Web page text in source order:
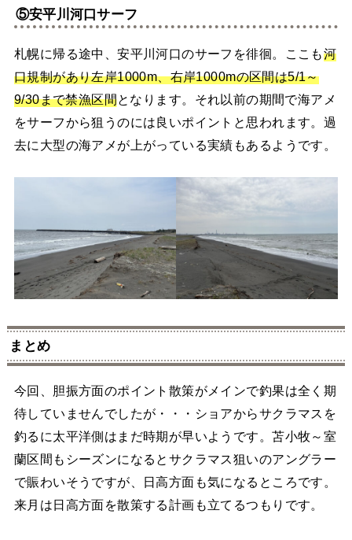
⑤安平川河口サーフ
札幌に帰る途中、安平川河口のサーフを徘徊。ここも河
口規制があり左岸1000m、右岸1000mの区間は5/1～
9/30まで禁漁区間となります。それ以前の期間で海アメ
をサーフから狙うのには良いポイントと思われます。過
去に大型の海アメが上がっている実績もあるようです。
まとめ
今回、胆振方面のポイント散策がメインで釣果は全く期
待していませんでしたが・・・ショアからサクラマスを
釣るに太平洋側はまだ時期が早いようです。苫小牧～室
蘭区間もシーズンになるとサクラマス狙いのアングラー
で賑わいそうですが、日高方面も気になるところです。
来月は日高方面を散策する計画も立てるつもりです。